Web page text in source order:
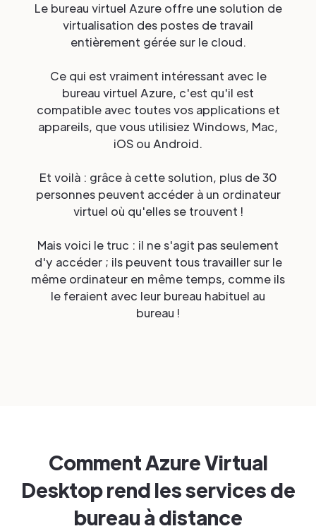
Le bureau virtuel Azure offre une solution de
virtualisation des postes de travail
entièrement gérée sur le cloud.
Ce qui est vraiment intéressant avec le
bureau virtuel Azure, c'est qu'il est
compatible avec toutes vos applications et
appareils, que vous utilisiez Windows, Mac,
iOS ou Android.
Et voilà : grâce à cette solution, plus de 30
personnes peuvent accéder à un ordinateur
virtuel où qu'elles se trouvent !
Mais voici le truc : il ne s'agit pas seulement
d'y accéder ; ils peuvent tous travailler sur le
même ordinateur en même temps, comme ils
le feraient avec leur bureau habituel au
bureau !
Comment Azure Virtual
Desktop rend les services de
bureau à distance